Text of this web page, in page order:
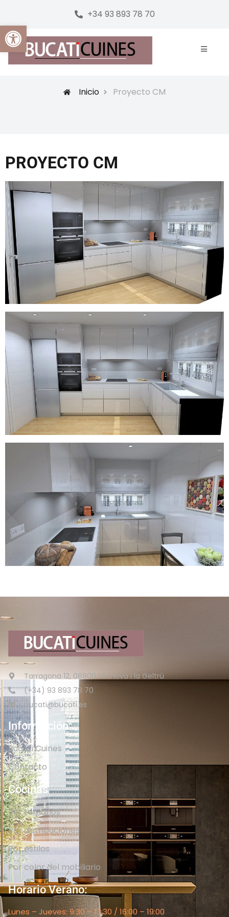
Abrir barra de herramientas
+34 93 893 78 70
Inicio Proyecto CM
PROYECTO CM
Tarragona 12, 08800 Vilanova i la Geltrú
(+34) 93 893 78 70
bucati@bucati.es
Información
Bucati Cuines
Contacto
Cocinas
Por tamaños
Por distribuciones
Por estilos
Por color del mobiliario
Horario Verano:
Lunes – Jueves: 9:30 – 13:30 / 16:00 – 19:00